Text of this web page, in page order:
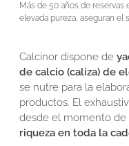
Más de 50 años de
elevada pureza, aseguran el
Calcinor dispone de
de calcio (caliza) de
se nutre para la
productos. El
desde el momento de
riqueza en toda la